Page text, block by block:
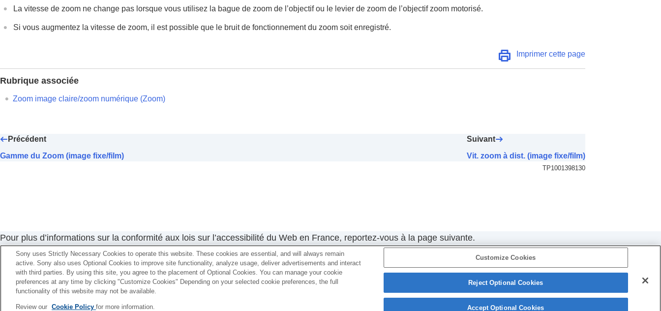
Réglage de la qualité d’image et du format d’enregistrement
Réglages de l’obturateur
Zoom image claire/zoom numérique (Zoom)
Gamme du Zoom
Vit. z. touch. pers.(image fixe/film)
Utilisation du flash
Création d’images fixes pendant l’enregistrement d’un film
Réglages TC/UB
Diffusion en direct de la vidéo et du son
Personnalisation de l’appareil photo
Visualisation
Changement des réglages de l’appareil
La vitesse de zoom ne change pas lorsque vous utilisez la bague de zoom de l’objectif ou le levier de zoom de l’objectif zoom motorisé.
Si vous augmentez la vitesse de zoom, il est possible que le bruit de fonctionnement du zoom soit enregistré.
Imprimer cette page
Rubrique associée
Zoom image claire/zoom numérique (Zoom)
Précédent
Gamme du Zoom (image fixe/film)
Suivant
Vit. zoom à dist. (image fixe/film)
TP1001398130
Pour plus d’informations sur la conformité aux lois sur l’accessibilité du Web en France, reportez-vous à la page suivante.
Accessibilité en France : conformité partielle
https://helpguide.sony.net/accessibility/france/v1/fr/index.html
Page de sélection de la langue
5-054-923-25(3)
Sony uses Strictly Necessary Cookies to operate this website. These cookies are essential, and will always remain
active. Sony also uses Optional Cookies to improve site functionality, analyze usage, deliver advertisements and interact
with third parties. By using this site, you agree to the placement of Optional Cookies. You can manage your cookie
preferences at any time by clicking "Customize Cookies" Depending on your selected cookie preferences, the full
functionality of this website may not be available.
Review our Cookie Policy for more information.
Customize Cookies
Reject Optional Cookies
Accept Optional Cookies